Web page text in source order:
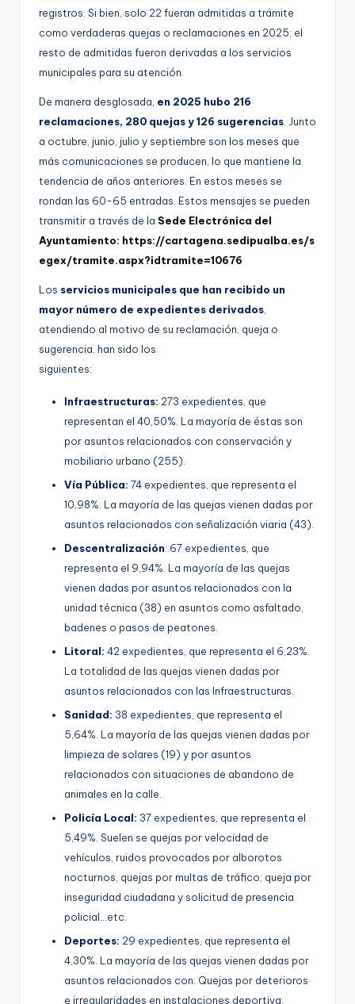
registros. Si bien, solo 22 fueran admitidas a trámite
como verdaderas quejas o reclamaciones en 2025; el
resto de admitidas fueron derivadas a los servicios
municipales para su atención.
De manera desglosada, en 2025 hubo 216
reclamaciones, 280 quejas y 126 sugerencias . Junto
a octubre, junio, julio y septiembre son los meses que
más comunicaciones se producen, lo que mantiene la
tendencia de años anteriores. En estos meses se
rondan las 60-65 entradas. Estos mensajes se pueden
transmitir a través de la Sede Electrónica del
Ayuntamiento: https://cartagena.sedipualba.es/s
egex/tramite.aspx?idtramite=10676
Los servicios municipales que han recibido un
mayor número de expedientes derivados
atendiendo al motivo de su reclamación, queja o
sugerencia, han sido los
siguientes:
Infraestructuras: 273 expedientes, que
representan el 40,50%. La mayoría de éstas son
por asuntos relacionados con conservación y
mobiliario urbano (255).
Vía Pública: 74 expedientes, que representa el
10,98%. La mayoría de las quejas vienen dadas por
asuntos relacionados con señalización viaria (43).
Descentralización: 67 expedientes, que
representa el 9,94%. La mayoría de las quejas
vienen dadas por asuntos relacionados con la
unidad técnica (38) en asuntos como asfaltado,
badenes o pasos de peatones.
Litoral: 42 expedientes, que representa el 6,23%.
La totalidad de las quejas vienen dadas por
asuntos relacionados con las Infraestructuras.
Sanidad: 38 expedientes, que representa el
5,64%. La mayoría de las quejas vienen dadas por
limpieza de solares (19) y por asuntos
relacionados con situaciones de abandono de
animales en la calle.
Policía Local: 37 expedientes, que representa el
5,49%. Suelen se quejas por velocidad de
vehículos, ruidos provocados por alborotos
nocturnos, quejas por multas de tráfico; queja por
inseguridad ciudadana y solicitud de presencia
policial…etc.
Deportes: 29 expedientes, que representa el
4,30%. La mayoría de las quejas vienen dadas por
asuntos relacionados con: Quejas por deterioros
e irregularidades en instalaciones deportiva;